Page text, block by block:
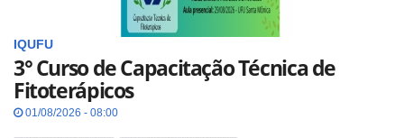
IQUFU
3° Curso de Capacitação Técnica de
Fitoterápicos
01/08/2026 - 08:00